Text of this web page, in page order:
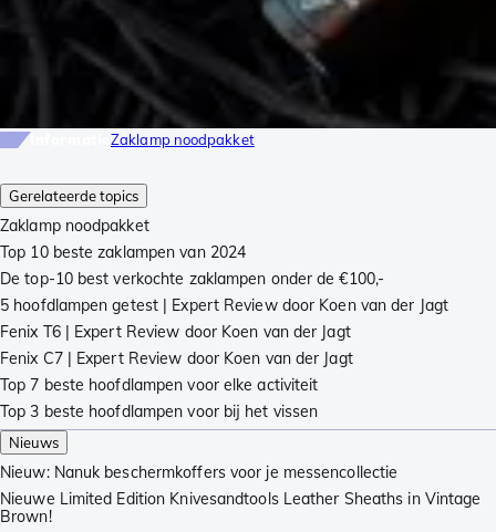
Gerelateerde topics
Zaklamp noodpakket
Top 10 beste zaklampen van 2024
De top-10 best verkochte zaklampen onder de €100,-
5 hoofdlampen getest | Expert Review door Koen van der Jagt
Fenix T6 | Expert Review door Koen van der Jagt
Fenix C7 | Expert Review door Koen van der Jagt
Top 7 beste hoofdlampen voor elke activiteit
Top 3 beste hoofdlampen voor bij het vissen
Nieuws
Nieuw: Nanuk beschermkoffers voor je messencollectie
Nieuwe Limited Edition Knivesandtools Leather Sheaths in Vintage
Brown!
Zaklamp noodpakket